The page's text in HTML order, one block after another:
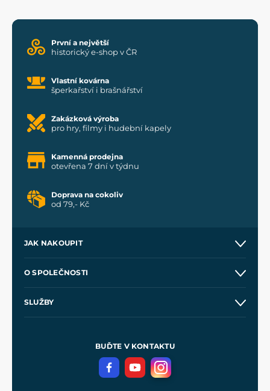
První a největší
historický e-shop v ČR
Vlastní kovárna
šperkařství i brašnářství
Zakázková výroba
pro hry, filmy i hudební kapely
Kamenná prodejna
otevřena 7 dní v týdnu
Doprava na cokoliv
od 79,- Kč
JAK NAKOUPIT
Velkoobchod
O SPOLEČNOSTI
SLUŽBY
Meče pro Kingdom Come
BUĎTE V KONTAKTU